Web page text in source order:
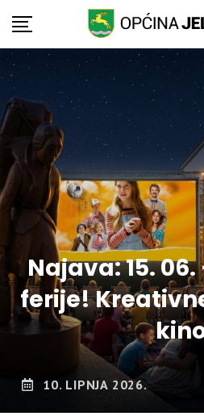
Skip
content
Najava: 15.
ferije!
10. LIPNJA 2026.